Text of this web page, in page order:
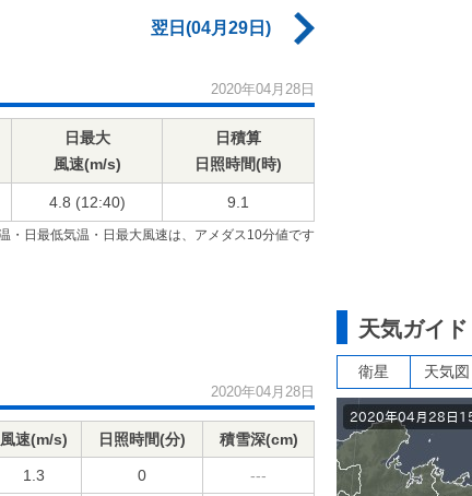
翌日(04月29日)
2020年04月28日
日最大
風速(m/s)
日積算
日照時間(時)
4.8 (12:40) 9.1
・日最低気温・日最大風速は、アメダス10分値です
2020年04月28日
風速(m/s) 日照時間(分) 積雪深(cm)
1.3 0 ---
天気ガイド
衛星 天気図